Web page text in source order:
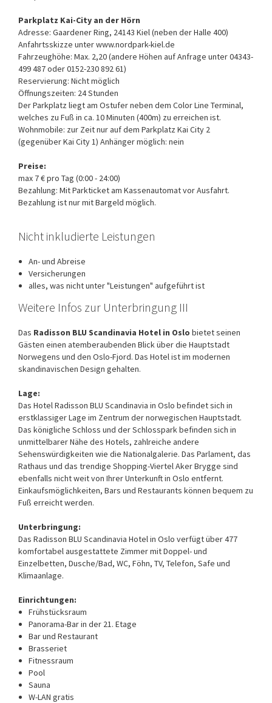
Parkplatz Kai-City an der Hörn
Adresse: Gaardener Ring, 24143 Kiel (neben der Halle 400)
Anfahrtsskizze unter www.nordpark-kiel.de
Fahrzeughöhe: Max. 2,20 (andere Höhen auf Anfrage unter 04343-
499 487 oder 0152-230 892 61)
Reservierung: Nicht möglich
Öffnungszeiten: 24 Stunden
Der Parkplatz liegt am Ostufer neben dem Color Line Terminal,
welches zu Fuß in ca. 10 Minuten (400m) zu erreichen ist.
Wohnmobile: zur Zeit nur auf dem Parkplatz Kai City 2
(gegenüber Kai City 1) Anhänger möglich: nein
Preise:
max 7 € pro Tag (0:00 - 24:00)
Bezahlung: Mit Parkticket am Kassenautomat vor Ausfahrt.
Bezahlung ist nur mit Bargeld möglich.
Nicht inkludierte Leistungen
An- und Abreise
Versicherungen
alles, was nicht unter "Leistungen" aufgeführt ist
Weitere Infos zur Unterbringung III
Das Radisson BLU Scandinavia Hotel in Oslo bietet seinen
Gästen einen atemberaubenden Blick über die Hauptstadt
Norwegens und den Oslo-Fjord. Das Hotel ist im modernen
skandinavischen Design gehalten.
Lage:
Das Hotel Radisson BLU Scandinavia in Oslo befindet sich in
erstklassiger Lage im Zentrum der norwegischen Hauptstadt.
Das königliche Schloss und der Schlosspark befinden sich in
unmittelbarer Nähe des Hotels, zahlreiche andere
Sehenswürdigkeiten wie die Nationalgalerie. Das Parlament, das
Rathaus und das trendige Shopping-Viertel Aker Brygge sind
ebenfalls nicht weit von Ihrer Unterkunft in Oslo entfernt.
Einkaufsmöglichkeiten, Bars und Restaurants können bequem zu
Fuß erreicht werden.
Unterbringung:
Das Radisson BLU Scandinavia Hotel in Oslo verfügt über 477
komfortabel ausgestattete Zimmer mit Doppel- und
Einzelbetten, Dusche/Bad, WC, Föhn, TV, Telefon, Safe und
Klimaanlage.
Einrichtungen:
Frühstücksraum
Panorama-Bar in der 21. Etage
Bar und Restaurant
Brasseriet
Fitnessraum
Pool
Sauna
W-LAN gratis